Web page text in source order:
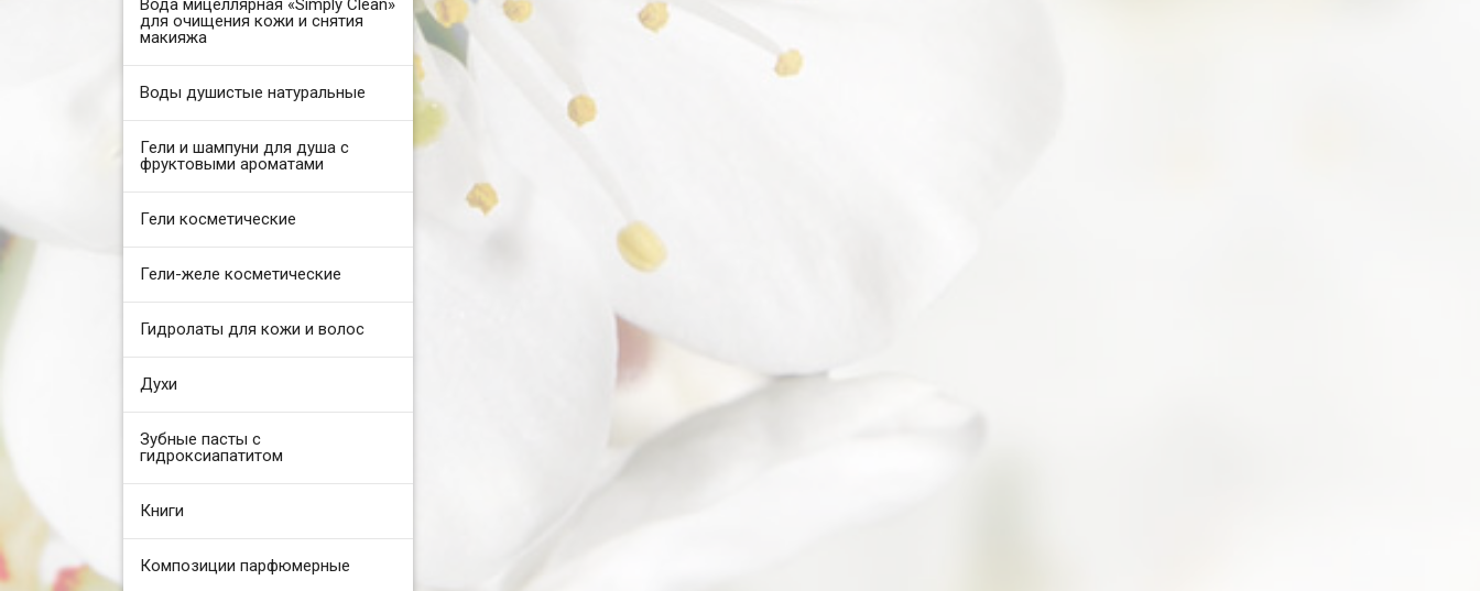
для очищения кожи и снятия
макияжа
Воды душистые натуральные
Гели и шампуни для душа с
фруктовыми ароматами
Гели косметические
Гели-желе косметические
Гидролаты для кожи и волос
Духи
Зубные пасты с
гидроксиапатитом
Книги
Композиции парфюмерные